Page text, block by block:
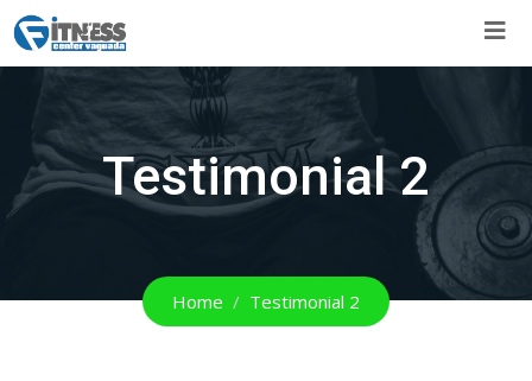
Skip
to
content
Testimonial 2
Home Testimonial 2